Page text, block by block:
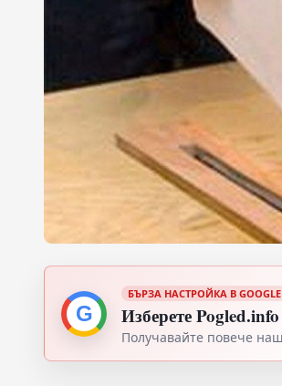
G
БЪРЗА НАСТРОЙКА В GOOGLE
Изберете
Получавайте повече